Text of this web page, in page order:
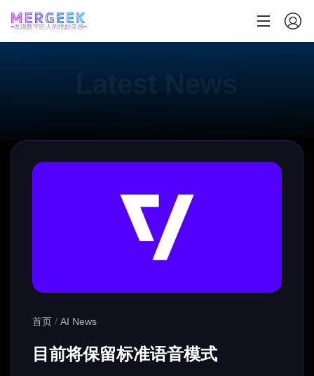
发现数字匠人的绝妙灵感
首页 / AI News
目前将保留标准语音模式